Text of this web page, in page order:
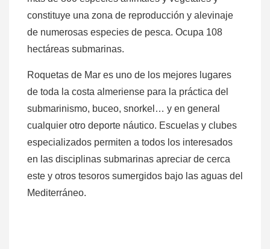
constituye una zona de reproducción y alevinaje
de numerosas especies de pesca. Ocupa 108
hectáreas submarinas.
Roquetas de Mar es uno de los mejores lugares
de toda la costa almeriense para la práctica del
submarinismo, buceo, snorkel… y en general
cualquier otro deporte náutico. Escuelas y clubes
especializados permiten a todos los interesados
en las disciplinas submarinas apreciar de cerca
este y otros tesoros sumergidos bajo las aguas del
Mediterráneo.